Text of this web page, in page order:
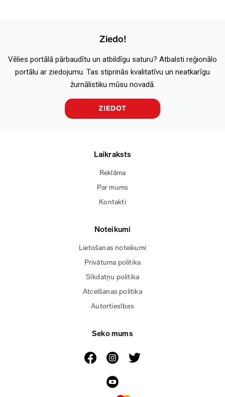
Ziedo!
Vēlies portālā pārbaudītu un atbildīgu saturu? Atbalsti reģionālo
portālu ar ziedojumu. Tas stiprinās kvalitatīvu un neatkarīgu
žurnālistiku mūsu novadā.
ZIEDOT
Laikraksts
Reklāma
Par mums
Kontakti
Noteikumi
Lietošanas noteikumi
Privātuma politika
Sīkdatņu politika
Atcelšanas politika
Autortiesības
Seko mums